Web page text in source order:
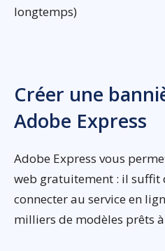
longtemps)
Créer une
Adobe Express
Adobe Express vous
web gratuitement : il suffit
connecter au service en
milliers de modèles prêts